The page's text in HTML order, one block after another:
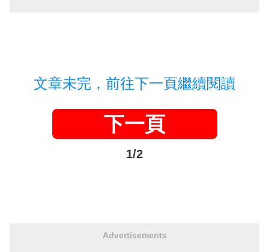
文章未完，前往下一頁繼續閱讀
下一頁
1/2
Advertisements